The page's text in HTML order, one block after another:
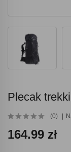
Plecak
(0)
164.99 zł